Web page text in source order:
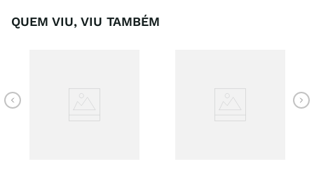
QUEM VIU, VIU TAMBÉM